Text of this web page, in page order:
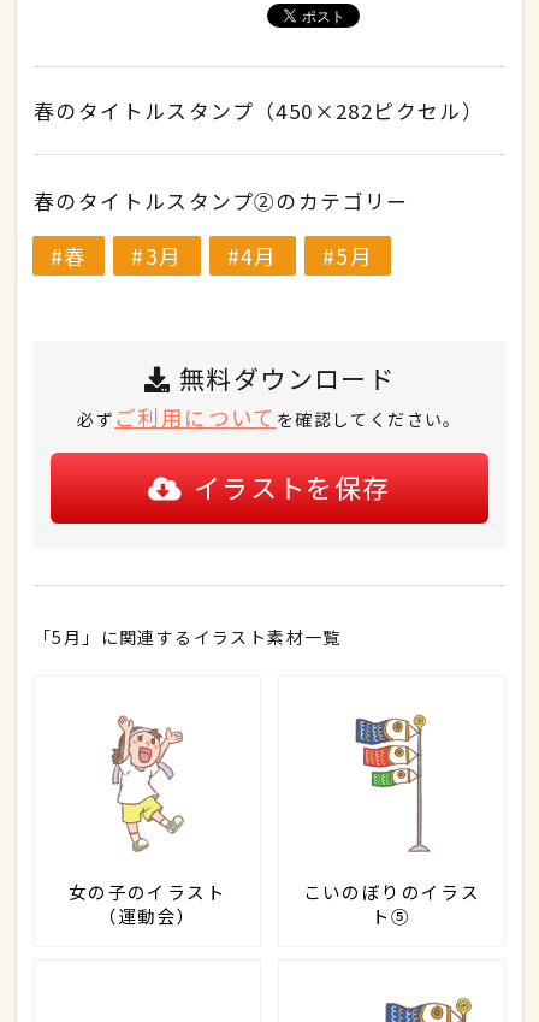
春のタイトルスタンプ（450×282ピクセル）
春のタイトルスタンプ②のカテゴリー
春 3月 4月 5月
無料ダウンロード
必ず ご利用について を確認してください。
イラストを保存
「5月」に関連するイラスト素材一覧
女の子のイラスト
（運動会）
こいのぼりのイラス
ト⑤